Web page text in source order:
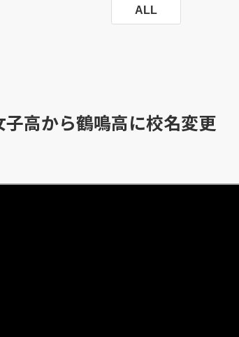
ALL
高から鶴鳴高に校名変更